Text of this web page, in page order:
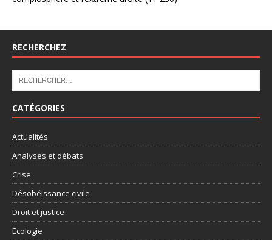
RECHERCHEZ
CATÉGORIES
Actualités
Analyses et débats
Crise
Désobéissance civile
Droit et justice
Ecologie